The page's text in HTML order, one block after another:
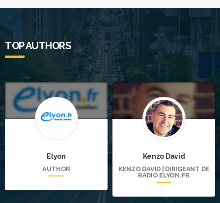
TOP AUTHORS
Elyon
AUTHOR
Kenzo David
KENZO DAVID | DIRIGEANT DE
RADIO ELYON.FR